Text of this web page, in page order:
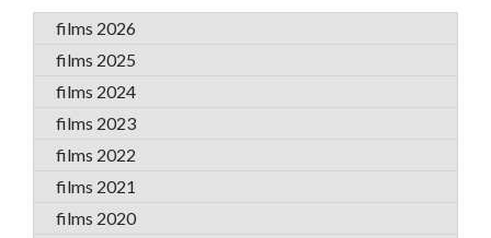
films 2026
films 2025
films 2024
films 2023
films 2022
films 2021
films 2020